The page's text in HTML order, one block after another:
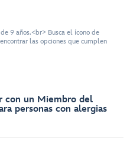
9 años.<br> Busca el ícono de
las opciones que cumplen
con un Miembro del
personas con alergias